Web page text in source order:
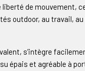
liberté de mouvement,
outdoor, au travail, au
s’intègre
épais et agréable à